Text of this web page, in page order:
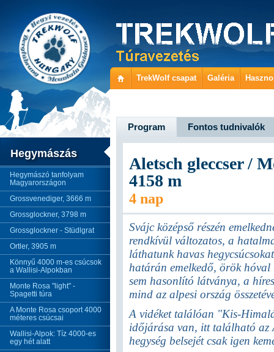
TrekWolf csapat Galéria
Hegymászás
Hegymászó tanfolyam
Magyarországon
Grossvenediger, 3666 m
Grossglockner, 3798 m
Grossglockner - Stüdlgrat
Ortler, 3905 m
Könnyű 4000 m-es csúcsok
a Wallisi-Alpokban
Monte Rosa "light" -
Spagetti túra
A Monte Rosa csoport 4000
méteres csúcsai
Wallisi-Alpok: Tíz 4000-es
egy hét alatt
Program Fontos tudnivalók
Aletsch gleccser /
4158 m
4 nap
Svájc középső részén
rendkívül változatos, a
láthatunk havas
határán emelkedő, örök hóval
sem hasonlító látványa, a
mind az alpesi ország
A vidéket találóan "Kis-
időjárása van, itt található az
hegység belsejét csak igen